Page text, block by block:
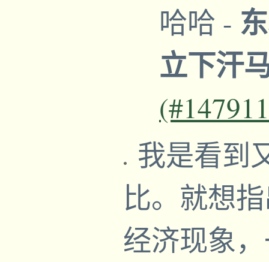
哈哈 -
立下汗
我是看到
比。就想
经济现象